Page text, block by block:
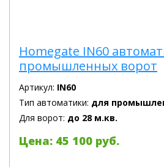
Homegate IN60
промышленных ворот
Артикул: IN60
Тип автоматики: для
Для ворот: до 28 м.кв.
Цена: 45 100 руб.